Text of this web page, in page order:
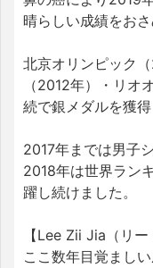
晴らしい成績をおさ
北京オリンピック
（2012年）・リオ
続で銀メダルを獲得
2017年までは男子
2018年は世界ラン
躍し続けました。
【Lee Zii Jia（リー
ここ数年目覚まし